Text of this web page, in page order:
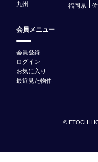
九州
福岡県
会員メニュー
会員登録
ログイン
お気に入り
最近見た物件
©IETOCHI